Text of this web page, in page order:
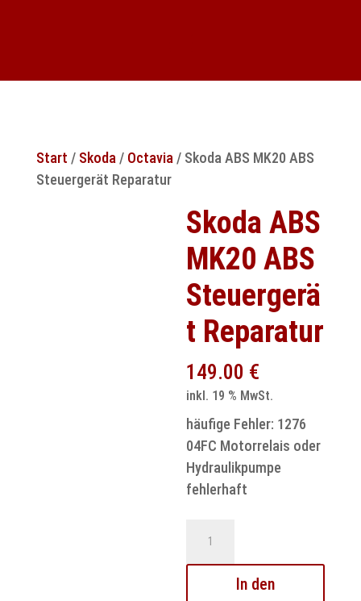
Start / Skoda / Octavia / Skoda ABS MK20 ABS
Steuergerät Reparatur
Skoda ABS
MK20 ABS
Steuergerä
t Reparatur
149.00 €
inkl. 19 % MwSt.
häufige Fehler: 1276
04FC Motorrelais oder
Hydraulikpumpe
fehlerhaft
In den